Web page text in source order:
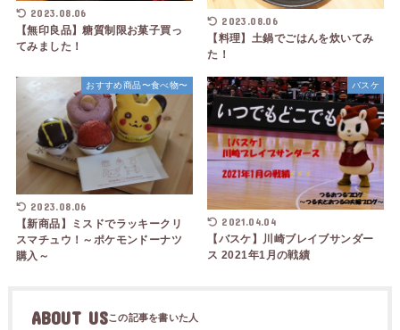
2023.08.06
【無印良品】糖質制限お菓子買っ
てみました！
2023.08.06
【料理】土鍋でごはんを炊いてみ
た！
おすすめ商品〜食べ物〜
2023.08.06
【新商品】ミスドでラッキークリ
スマチュウ！～ポケモンドーナツ
購入～
バスケ
2021.04.04
【バスケ】川崎ブレイブサンダー
ス 2021年1月の戦績
ABOUT US